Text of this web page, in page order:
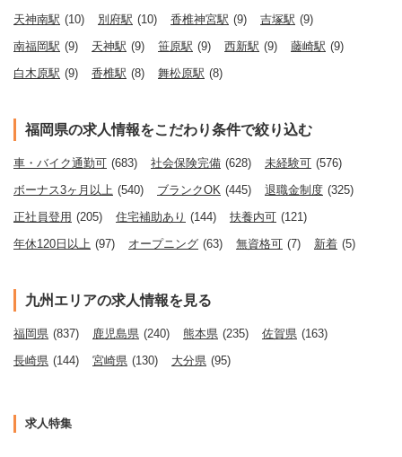
天神南駅 (10) 別府駅 (10) 香椎神宮駅 (9) 吉塚駅 (9)
南福岡駅 (9) 天神駅 (9) 笹原駅 (9) 西新駅 (9) 藤崎駅 (9)
白木原駅 (9) 香椎駅 (8) 舞松原駅 (8)
福岡県の求人情報をこだわり条件で絞り込む
車・バイク通勤可 (683) 社会保険完備 (628) 未経験可 (576)
ボーナス3ヶ月以上 (540) ブランクOK (445) 退職金制度 (325)
正社員登用 (205) 住宅補助あり (144) 扶養内可 (121)
年休120日以上 (97) オープニング (63) 無資格可 (7) 新着 (5)
九州エリアの求人情報を見る
福岡県 (837) 鹿児島県 (240) 熊本県 (235) 佐賀県 (163)
長崎県 (144) 宮崎県 (130) 大分県 (95)
求人特集